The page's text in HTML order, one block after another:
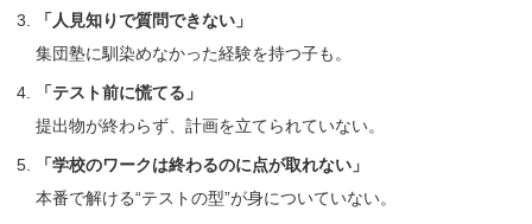
「人見知りで質問できない」
集団塾に馴染めなかった経験を持つ子も。
「テスト前に慌てる」
提出物が終わらず、計画を立てられていない。
「学校のワークは終わるのに点が取れない」
本番で解ける“テストの型”が身についていない。